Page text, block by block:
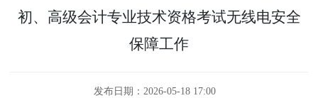
初、高级会计专业技术资格考试无线电安全
保障工作
发布日期：2026-05-18 17:00